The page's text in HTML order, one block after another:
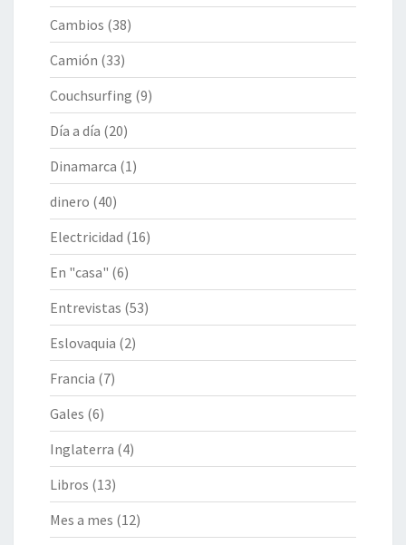
Cambios (38)
Camión (33)
Couchsurfing (9)
Día a día (20)
Dinamarca (1)
dinero (40)
Electricidad (16)
En "casa" (6)
Entrevistas (53)
Eslovaquia (2)
Francia (7)
Gales (6)
Inglaterra (4)
Libros (13)
Mes a mes (12)